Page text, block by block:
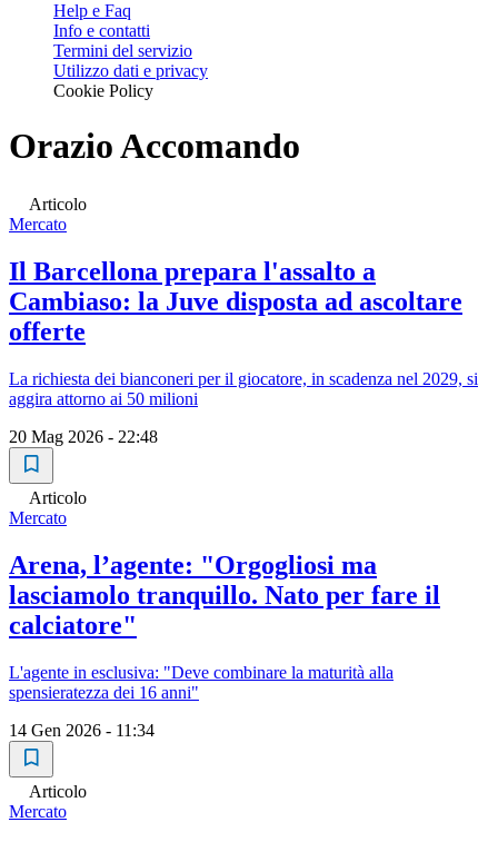
Help e Faq
Info e contatti
Termini del servizio
Utilizzo dati e privacy
Cookie Policy
Orazio Accomando
Articolo
Mercato
Il Barcellona prepara l'assalto a
Cambiaso: la Juve disposta ad ascoltare
offerte
La richiesta dei bianconeri per il giocatore, in scadenza nel 2029, si
aggira attorno ai 50 milioni
20 Mag 2026 - 22:48
Articolo
Mercato
Arena, l’agente: "Orgogliosi ma
lasciamolo tranquillo. Nato per fare il
calciatore"
L'agente in esclusiva: "Deve combinare la maturità alla
spensieratezza dei 16 anni"
14 Gen 2026 - 11:34
Articolo
Mercato